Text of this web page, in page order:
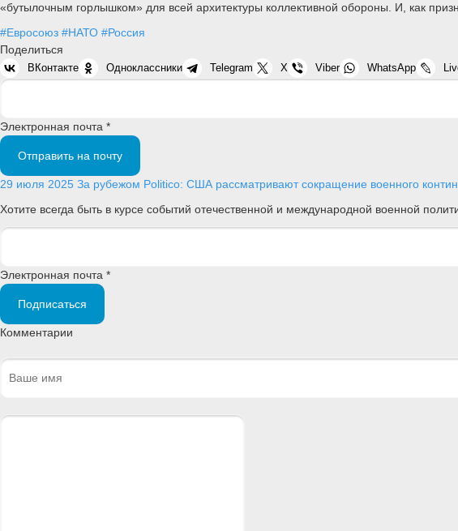
«бутылочным горлышком» для всей архитектуры коллективной обороны. И, как
#Евросоюз #НАТО #Россия
Поделиться
ВКонтакте Одноклассники Telegram X Viber WhatsApp
Электронная почта *
Отправить на почту
29 июля 2025 За рубежом Politico: США рассматривают сокращение военного
Хотите всегда быть в курсе событий отечественной и международной военной
Электронная почта *
Подписаться
Комментарии